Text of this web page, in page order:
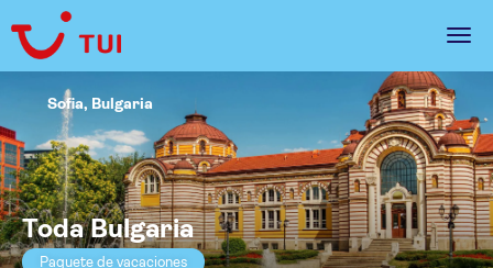
Toda Bulgaria
Paquete de vacaciones
Sofia, Bulgaria